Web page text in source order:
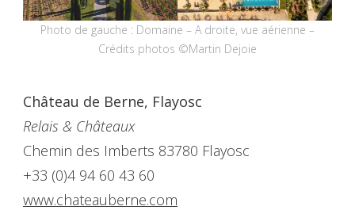
Photo de gauche : Domaine – A droite, vue aérienne –
Crédits photos ©Martin Dejoie
Château de Berne, Flayosc
Relais & Châteaux
Chemin des Imberts 83780 Flayosc
+33 (0)4 94 60 43 60
www.chateauberne.com